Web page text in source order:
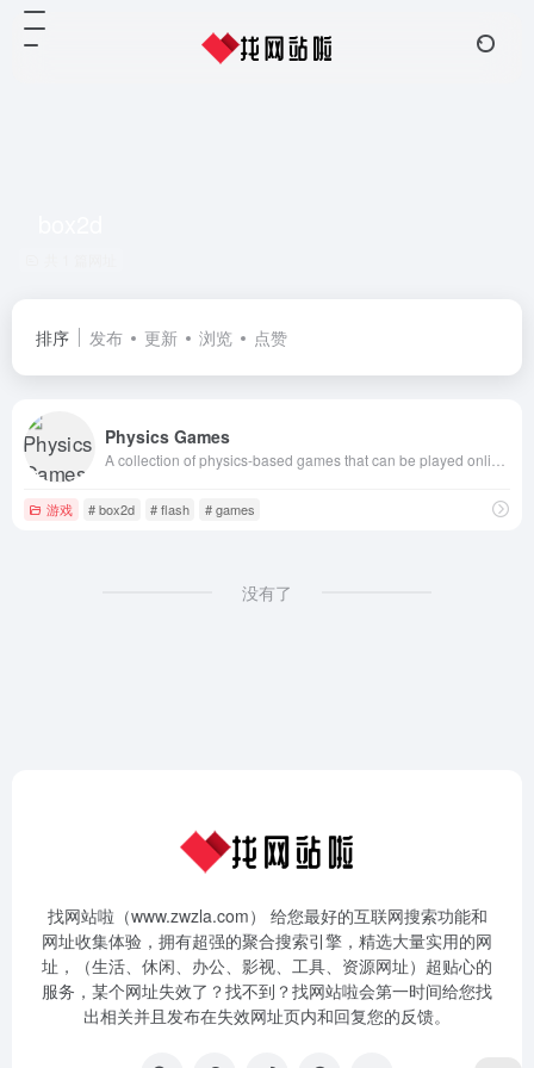
排序 发布 更新 浏览 点赞
Physics Games
游戏 # box2d # flash # games
没有了
找网站啦（www.zwzla.com） 给您最好的互联网搜索功能和
网址收集体验，拥有超强的聚合搜索引擎，精选大量实用的网
址，（生活、休闲、办公、影视、工具、资源网址）超贴心的
服务，某个网址失效了？找不到？找网站啦会第一时间给您找
出相关并且发布在失效网址页内和回复您的反馈。